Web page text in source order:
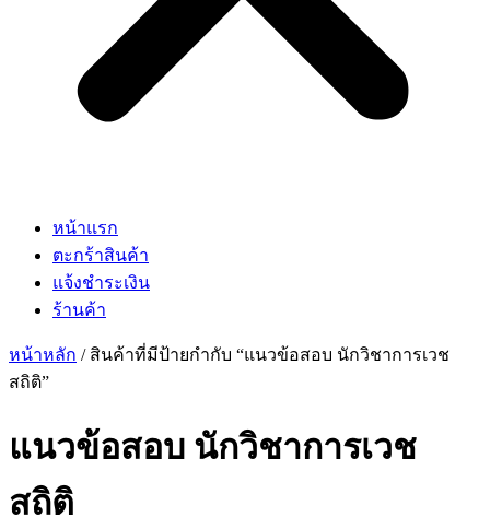
หน้าแรก
ตะกร้าสินค้า
แจ้งชำระเงิน
ร้านค้า
หน้าหลัก / สินค้าที่มีป้ายกำกับ “แนวข้อสอบ นักวิชาการเวช
สถิติ”
แนวข้อสอบ นักวิชาการเวช
สถิติ